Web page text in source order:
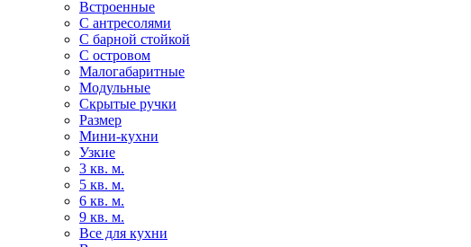
Встроенные
С антресолями
С барной стойкой
С островом
Малогабаритные
Модульные
Скрытые ручки
Размер
Мини-кухни
Узкие
3 кв. м.
5 кв. м.
6 кв. м.
9 кв. м.
Все для кухни